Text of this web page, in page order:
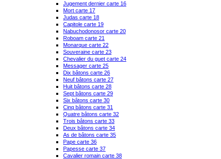
Jugement dernier carte 16
Mort carte 17
Judas carte 18
Capitole carte 19
Nabuchodonosor carte 20
Roboam carte 21
Monarque carte 22
Souveraine carte 23
Chevalier du guet carte 24
Messager carte 25
Dix bâtons carte 26
Neuf bâtons carte 27
Huit bâtons carte 28
Sept bâtons carte 29
Six bâtons carte 30
Cinq bâtons carte 31
Quatre bâtons carte 32
Trois bâtons carte 33
Deux bâtons carte 34
As de bâtons carte 35
Pape carte 36
Papesse carte 37
Cavalier romain carte 38